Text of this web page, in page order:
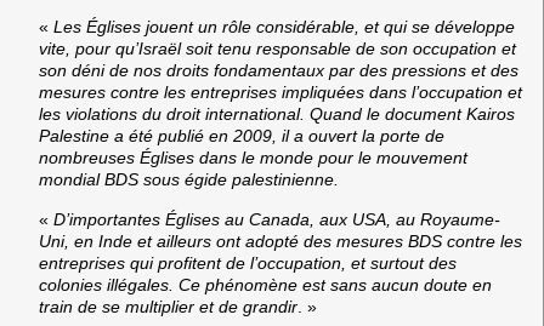
« Les Églises jouent un rôle considérable, et qui se développe
vite, pour qu’Israël soit tenu responsable de son occupation et
son déni de nos droits fondamentaux par des pressions et des
mesures contre les entreprises impliquées dans l’occupation et
les violations du droit international. Quand le document Kairos
Palestine a été publié en 2009, il a ouvert la porte de
nombreuses Églises dans le monde pour le mouvement
mondial BDS sous égide palestinienne.
« D’importantes Églises au Canada, aux USA, au Royaume-
Uni, en Inde et ailleurs ont adopté des mesures BDS contre les
entreprises qui profitent de l’occupation, et surtout des
colonies illégales. Ce phénomène est sans aucun doute en
train de se multiplier et de grandir . »